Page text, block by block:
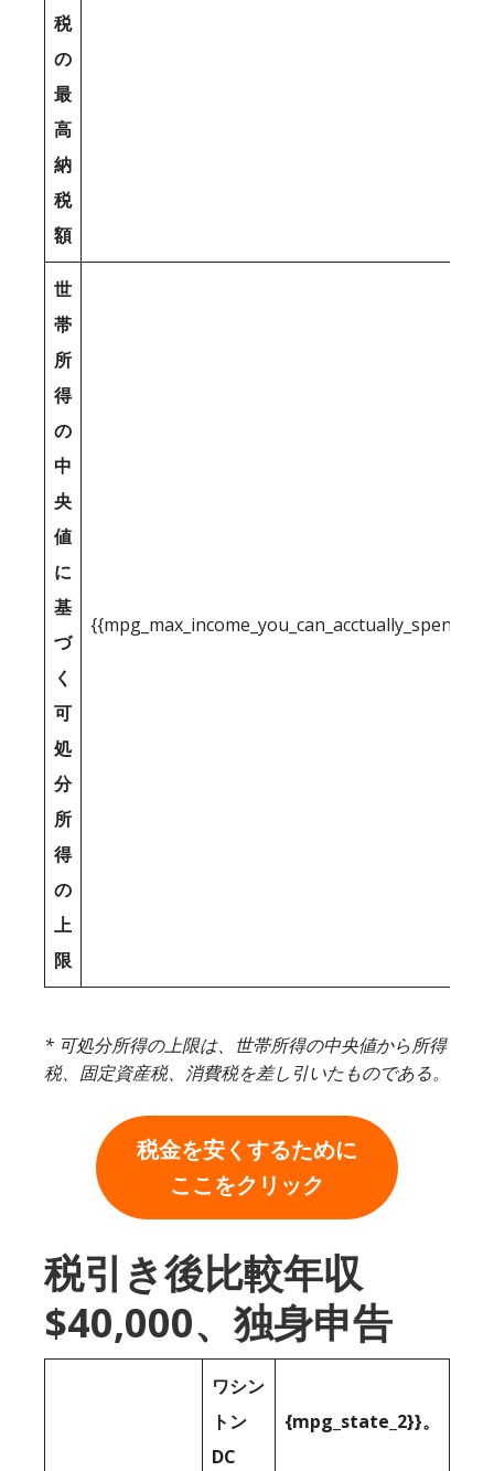
税
の
最
高
納
税
額
世
帯
所
得
の
中
央
値
に
基
づ
く
可
処
分
所
得
の
上
限
* 可処分所得の上限は、世帯所得の中央値から所得
税、固定資産税、消費税を差し引いたものである。
税金を安くするために
ここをクリック
税引き後比較年収
$40,000、独身申告
ワシン
トン
DC
{mpg_state_2}}。